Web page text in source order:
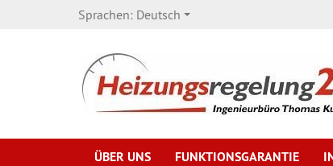
Sprachen: Deutsch
ÜBER UNS FUNKTIONSGARANTIE